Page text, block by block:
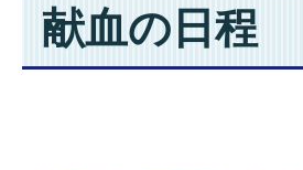
献血の日程